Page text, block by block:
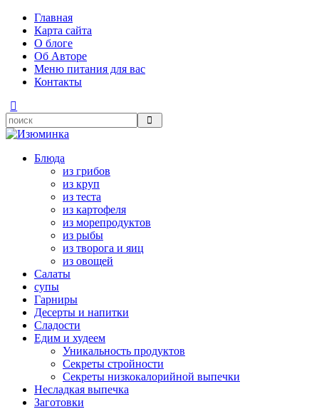
Главная
Карта сайта
О блоге
Об Авторе
Меню питания для вас
Контакты
Блюда
из грибов
из круп
из теста
из картофеля
из морепродуктов
из рыбы
из творога и яиц
из овощей
Салаты
супы
Гарниры
Десерты и напитки
Сладости
Едим и худеем
Уникальность продуктов
Секреты стройности
Секреты низкокалорийной выпечки
Несладкая выпечка
Заготовки